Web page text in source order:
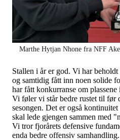
Marthe Hytjan Nhone fra NFF
Stallen i år er god. Vi har
og samtidig fått inn noen solide
har fått konkurranse om
Vi føler vi står bedre rustet til før
sesongen. Det er også
skal lede gjengen sammen med
Vi tror fjorårets defensive
enda bedre offensiv samhandling.